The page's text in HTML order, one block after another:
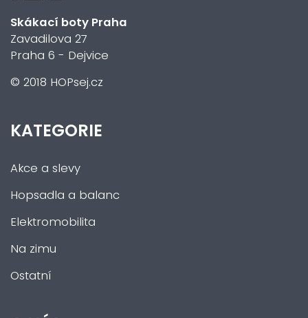
Skákací boty Praha
Zavadilova 27
Praha 6 - Dejvice
© 2018 HOPsej.cz
KATEGORIE
Akce a slevy
Hopsadla a balanc
Elektromobilita
Na zimu
Ostatní